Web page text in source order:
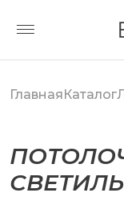
ГлавнаяКаталог